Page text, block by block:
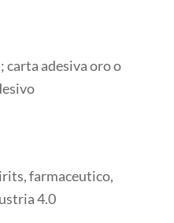
carta adesiva oro o
farmaceutico,
4.0